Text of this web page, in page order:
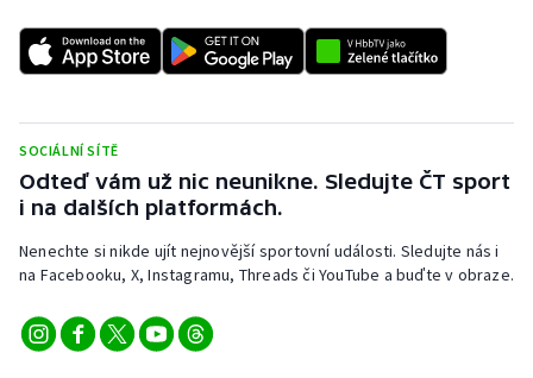
SOCIÁLNÍ SÍTĚ
Odteď vám už nic neunikne. Sledujte ČT sport
i na dalších platformách.
Nenechte si nikde ujít nejnovější sportovní události. Sledujte nás i
na Facebooku, X, Instagramu, Threads či YouTube a buďte v obraze.